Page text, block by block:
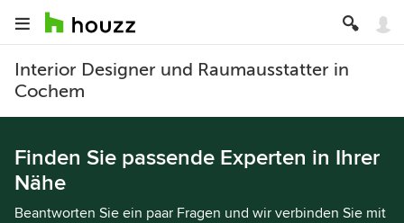
Interior Designer und Raumausstatter in
Cochem
Finden Sie passende Experten in Ihrer
Nähe
Beantworten Sie ein paar Fragen und wir verbinden Sie mit